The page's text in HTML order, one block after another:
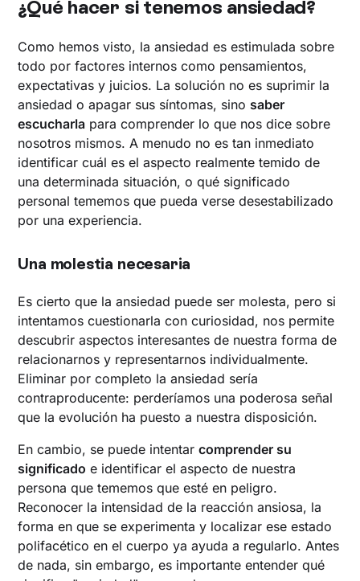
¿Qué hacer si tenemos ansiedad?
Como hemos visto, la ansiedad es estimulada sobre
todo por factores internos como pensamientos,
expectativas y juicios. La solución no es suprimir la
ansiedad o apagar sus síntomas, sino saber
escucharla para comprender lo que nos dice sobre
nosotros mismos. A menudo no es tan inmediato
identificar cuál es el aspecto realmente temido de
una determinada situación, o qué significado
personal tememos que pueda verse desestabilizado
por una experiencia.
Una molestia necesaria
Es cierto que la ansiedad puede ser molesta, pero si
intentamos cuestionarla con curiosidad, nos permite
descubrir aspectos interesantes de nuestra forma de
relacionarnos y representarnos individualmente.
Eliminar por completo la ansiedad sería
contraproducente: perderíamos una poderosa señal
que la evolución ha puesto a nuestra disposición.
En cambio, se puede intentarcomprender su
significado e identificar el aspecto de nuestra
persona que tememos que esté en peligro.
Reconocer la intensidad de la reacción ansiosa, la
forma en que se experimenta y localizar ese estado
polifacético en el cuerpo ya ayuda a regularlo. Antes
de nada, sin embargo, es importante entender qué